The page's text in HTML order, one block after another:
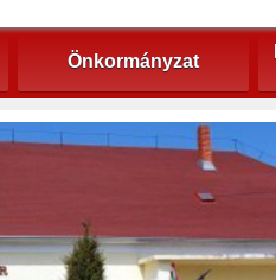
Önkormányzat